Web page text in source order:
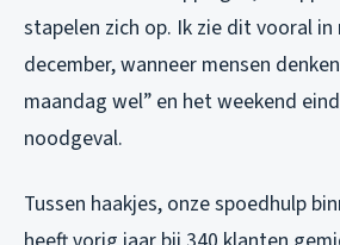
stapelen zich op. Ik zie dit vooral in
december, wanneer mensen
maandag wel” en het weekend
noodgeval.
Tussen haakjes, onze spoedhulp